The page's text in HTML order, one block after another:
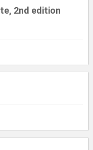
2nd edition